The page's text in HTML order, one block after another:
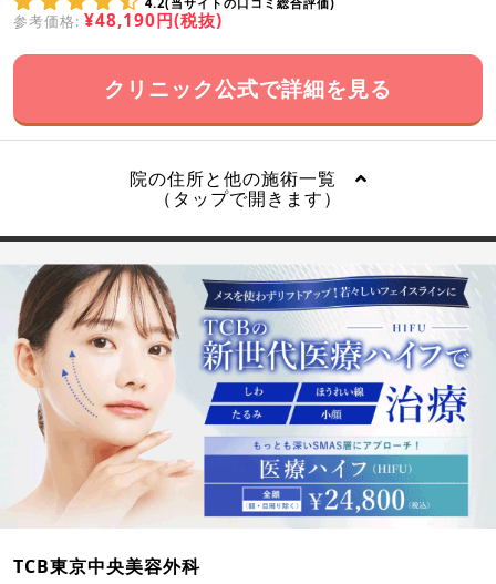
参考価格: ¥48,190円(税抜)
クリニック公式で詳細を見る
院の住所と他の施術一覧
（タップで開きます）
TCB東京中央美容外科